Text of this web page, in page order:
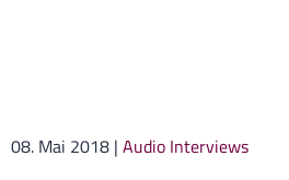
08. Mai 2018 | Audio Interviews